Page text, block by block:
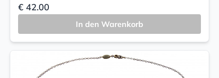
€ 42.00
In den Warenkorb